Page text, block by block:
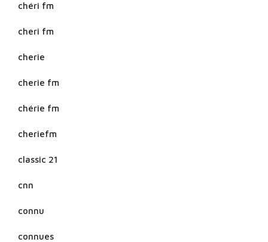
chéri fm
cheri fm
cherie
cherie fm
chérie fm
cheriefm
classic 21
cnn
connu
connues